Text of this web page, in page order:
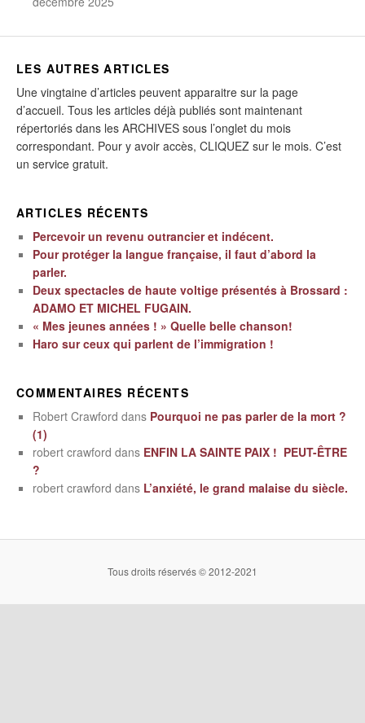
LES AUTRES ARTICLES
Une vingtaine d’articles peuvent apparaitre sur la page
d’accueil. Tous les articles déjà publiés sont maintenant
répertoriés dans les ARCHIVES sous l’onglet du mois
correspondant. Pour y avoir accès, CLIQUEZ sur le mois. C’est
un service gratuit.
ARTICLES RÉCENTS
Percevoir un revenu outrancier et indécent.
Pour protéger la langue française, il faut d’abord la
parler.
Deux spectacles de haute voltige présentés à Brossard :
ADAMO ET MICHEL FUGAIN.
« Mes jeunes années ! » Quelle belle chanson!
Haro sur ceux qui parlent de l’immigration !
COMMENTAIRES RÉCENTS
Robert Crawford dans Pourquoi ne pas parler de la mort ?
(1)
robert crawford dans ENFIN LA SAINTE PAIX ! PEUT-ÊTRE
?
robert crawford dans L’anxiété, le grand malaise du siècle.
Tous droits réservés © 2012-2021